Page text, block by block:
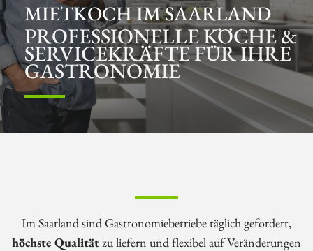
MIETKOCH­ IM SAARLAND
PROFESSIONELLE KÖCHE &
SERVICEKRÄFTE FÜR IHRE
GASTRONOMIE
Im Saarland sind Gastronomiebetriebe täglich gefordert,
höchste Qualitätzu liefern und flexibel auf Veränderungen